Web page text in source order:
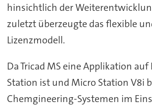
hinsichtlich der
zuletzt überzeugte das flexible
Lizenzmodell.
Da Tricad MS eine Applikation auf
Station ist und Micro Station V8i
Chemgineering-Systemen im